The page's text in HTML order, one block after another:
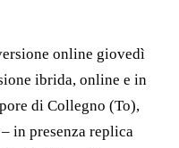
online giovedì
ibrida, online e in
di Collegno (To),
in presenza replica